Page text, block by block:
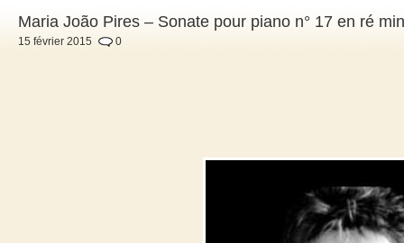
Maria João Pires – Sonate pour piano n° 17 en ré
15 février 2015 0